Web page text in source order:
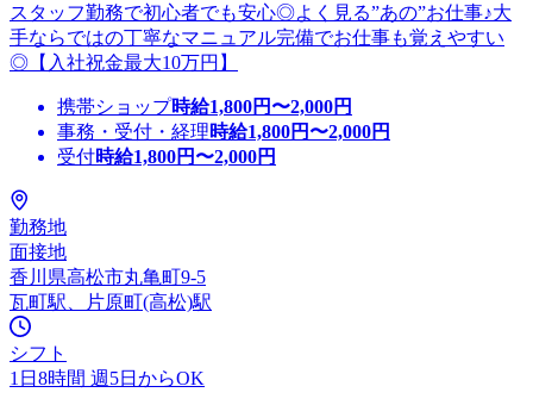
スタッフ勤務で初心者でも安心◎よく見る”あの”お仕事♪大
手ならではの丁寧なマニュアル完備でお仕事も覚えやすい
◎【入社祝金最大10万円】
携帯ショップ時給1,800円〜2,000円
事務・受付・経理時給1,800円〜2,000円
受付時給1,800円〜2,000円
勤務地
面接地
香川県高松市丸亀町9-5
瓦町駅、片原町(高松)駅
シフト
1日8時間 週5日からOK